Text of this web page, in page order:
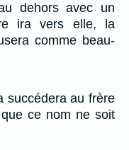
dehors avec un
ira vers elle, la
comme beau-
succédera au frère
ce nom ne soit